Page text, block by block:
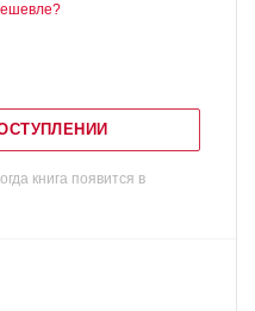
книга появится в